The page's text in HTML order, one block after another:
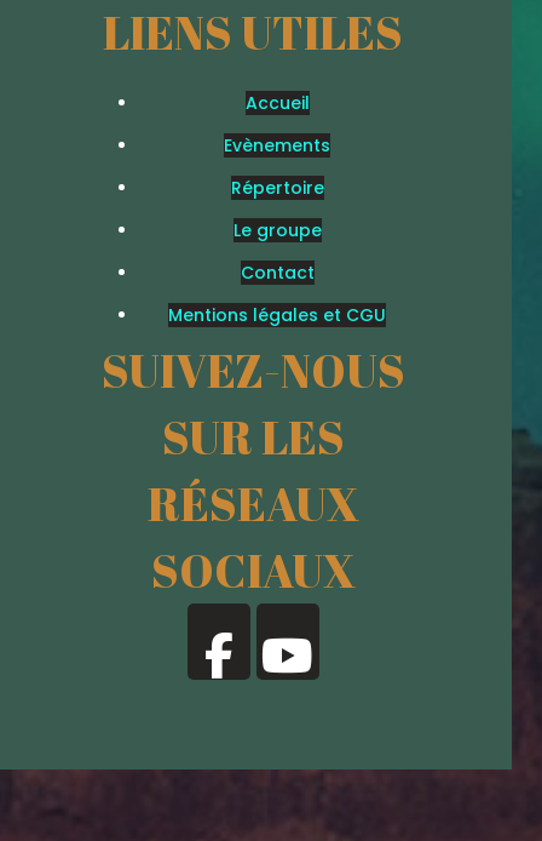
LIENS UTILES
Accueil
Evènements
Répertoire
Le groupe
Contact
Mentions légales et CGU
SUIVEZ-NOUS
SUR LES
RÉSEAUX
SOCIAUX